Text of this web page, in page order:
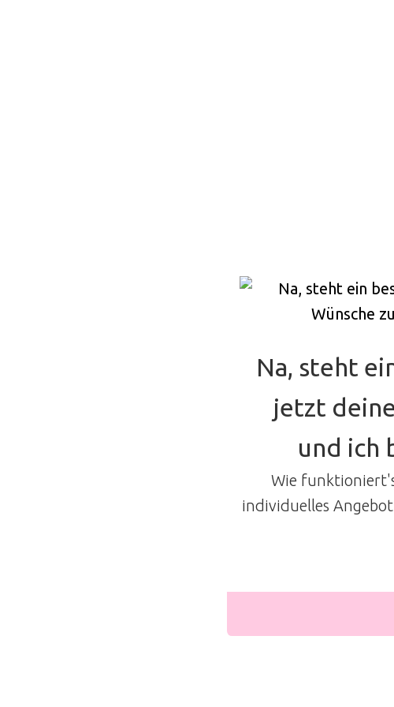
Na, steht
jetzt
und ich
Wie
individuelles